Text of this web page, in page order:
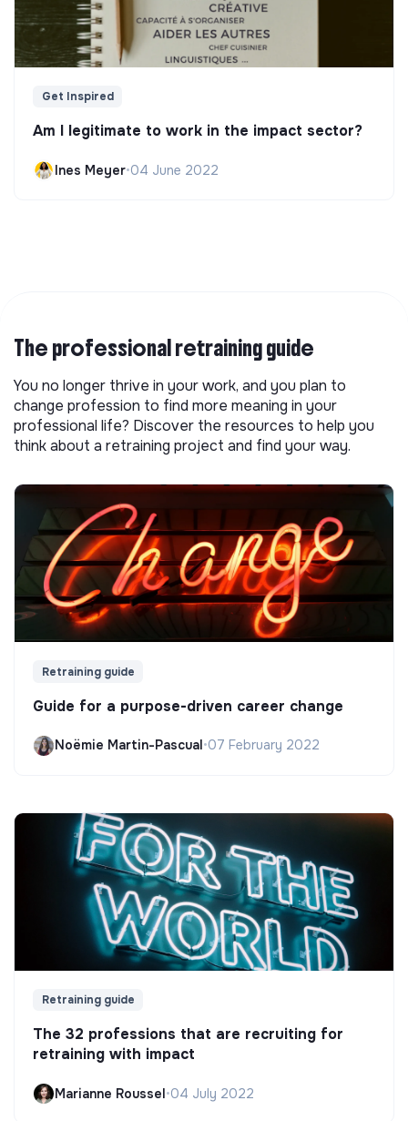
Get Inspired
Am I legitimate to work in the impact sector?
Ines Meyer•04 June 2022
The professional retraining guide
You no longer thrive in your work, and you plan to
change profession to find more meaning in your
professional life? Discover the resources to help you
think about a retraining project and find your way.
Retraining guide
Guide for a purpose-driven career change
Noëmie Martin-Pascual•07 February 2022
Retraining guide
The 32 professions that are recruiting for
retraining with impact
Marianne Roussel•04 July 2022